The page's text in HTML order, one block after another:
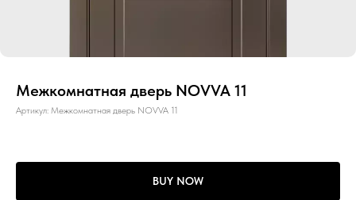
Межкомнатная дверь NOVVA 11
Артикул: Межкомнатная дверь NOVVA 11
BUY NOW